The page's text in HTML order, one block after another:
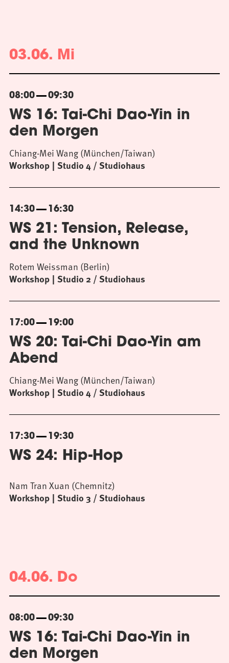
03.06. Mi
08:00 09:30
WS 16: Tai-Chi Dao-Yin in
den Morgen
Workshop Studio 4 / Studiohaus
Chiang-Mei Wang (München/Taiwan)
14:30 16:30
WS 21: Tension, Release,
and the Unknown
Workshop Studio 2 / Studiohaus
Rotem Weissman (Berlin)
17:00 19:00
WS 20: Tai-Chi Dao-Yin am
Abend
Workshop Studio 4 / Studiohaus
Chiang-Mei Wang (München/Taiwan)
17:30 19:30
WS 24: Hip-Hop
Workshop Studio 3 / Studiohaus
Nam Tran Xuan (Chemnitz)
04.06. Do
08:00 09:30
WS 16: Tai-Chi Dao-Yin in
den Morgen